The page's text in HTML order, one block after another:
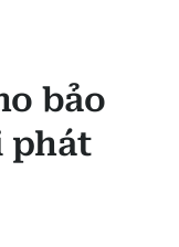
bảo
phát